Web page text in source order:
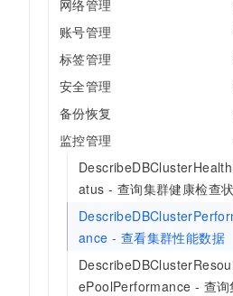
网络管理
账号管理
标签管理
安全管理
备份恢复
监控管理
atus - 查询集群健康检查
ance - 查看集群性能数据
ePoolPerformance - 查询